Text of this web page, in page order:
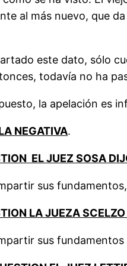
al más nuevo, que
este dato, sólo
todavía no ha
la apelación es
NEGATIVA.
EL JUEZ SOSA
sus fundamentos,
LA JUEZA
sus fundamentos